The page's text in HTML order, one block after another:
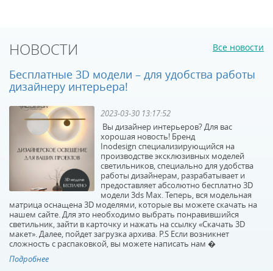
НОВОСТИ Все новости
Бесплатные 3D модели – для удобства работы
дизайнеру интерьера!
2023-03-30 13:17:52
Вы дизайнер интерьеров? Для вас
хорошая новость! Бренд
Inodesign специализирующийся на
производстве эксклюзивных моделей
светильников, специально для удобства
работы дизайнерам, разрабатывает и
предоставляет абсолютно бесплатно 3D
модели 3ds Max. Теперь, вся модельная
матрица оснащена 3D моделями, которые вы можете скачать на
нашем сайте. Для это необходимо выбрать понравившийся
светильник, зайти в карточку и нажать на ссылку «Скачать 3D
макет». Далее, пойдет загрузка архива. P.S Если возникнет
сложность с распаковкой, вы можете написать нам �
Подробнее